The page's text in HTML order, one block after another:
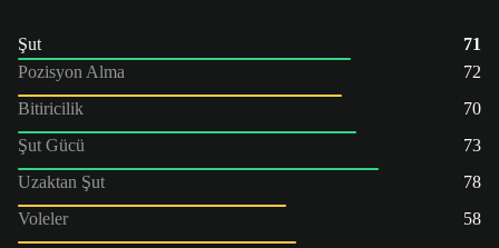
Şut
71
Pozisyon Alma
72
Bitiricilik
70
Şut Gücü
73
Uzaktan Şut
78
Voleler
58